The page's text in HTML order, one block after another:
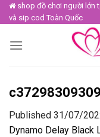
Skip
to
shop đồ chơi người lớn
và sip cod Toàn Quốc
Published 31/07/
Dynamo Delay Black